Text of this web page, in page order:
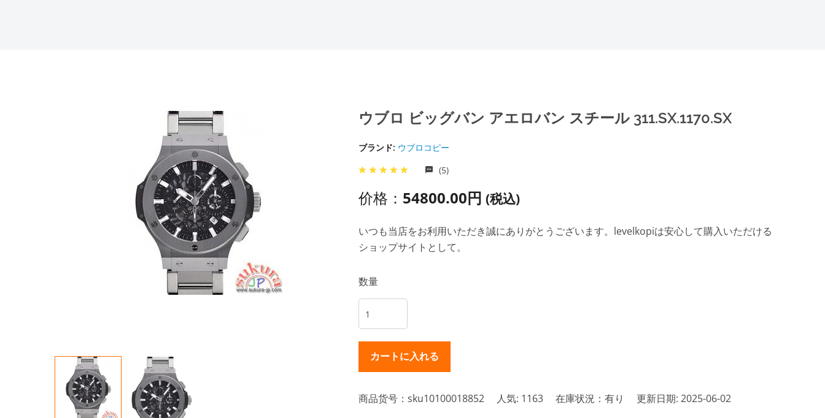
ウブロ ビッグバン アエロバン スチール 311.SX.1170.SX
ブランド: ウブロコピー
(5)
价格： 54800.00円 (税込)
いつも当店をお利用いただき誠にありがとうございます。levelkopiは安心して購入いただける
ショップサイトとして。
数量
商品货号：sku10100018852 人気: 1163 在庫状況：有り 更新日期: 2025-06-02